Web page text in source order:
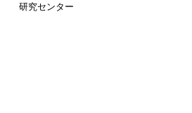
研究センター